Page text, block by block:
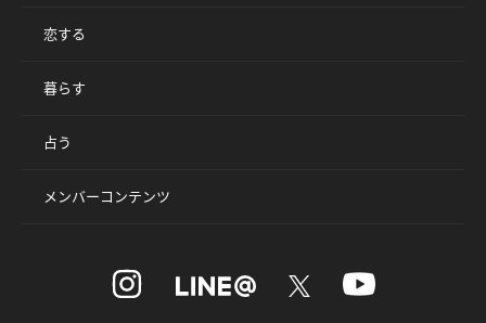
恋する
暮らす
占う
メンバーコンテンツ